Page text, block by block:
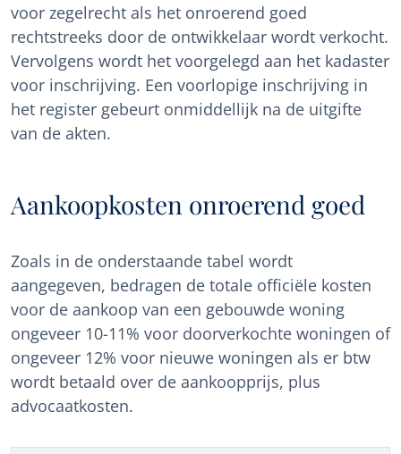
voor zegelrecht als het onroerend goed
rechtstreeks door de ontwikkelaar wordt verkocht.
Vervolgens wordt het voorgelegd aan het kadaster
voor inschrijving. Een voorlopige inschrijving in
het register gebeurt onmiddellijk na de uitgifte
van de akten.
Aankoopkosten onroerend goed
Zoals in de onderstaande tabel wordt
aangegeven, bedragen de totale officiële kosten
voor de aankoop van een gebouwde woning
ongeveer 10-11% voor doorverkochte woningen of
ongeveer 12% voor nieuwe woningen als er btw
wordt betaald over de aankoopprijs, plus
advocaatkosten.